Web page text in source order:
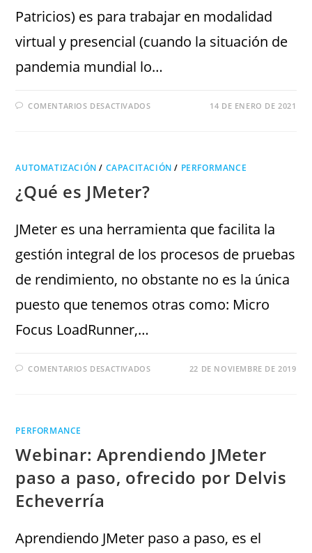
Patricios) es para trabajar en modalidad
virtual y presencial (cuando la situación de
pandemia mundial lo…
COMENTARIOS DESACTIVADOS 14 DE ENERO DE 2021
AUTOMATIZACIÓN / CAPACITACIÓN / PERFORMANCE
¿Qué es JMeter?
JMeter es una herramienta que facilita la
gestión integral de los procesos de pruebas
de rendimiento, no obstante no es la única
puesto que tenemos otras como: Micro
Focus LoadRunner,…
COMENTARIOS DESACTIVADOS 22 DE NOVIEMBRE DE 2019
PERFORMANCE
Webinar: Aprendiendo JMeter
paso a paso, ofrecido por Delvis
Echeverría
Aprendiendo JMeter paso a paso, es el